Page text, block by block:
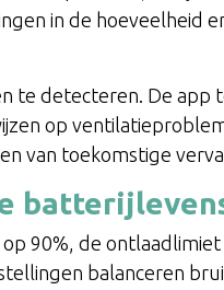
in de hoeveelheid
te detecteren. De app
op
van toekomstige
90%, de
balanceren